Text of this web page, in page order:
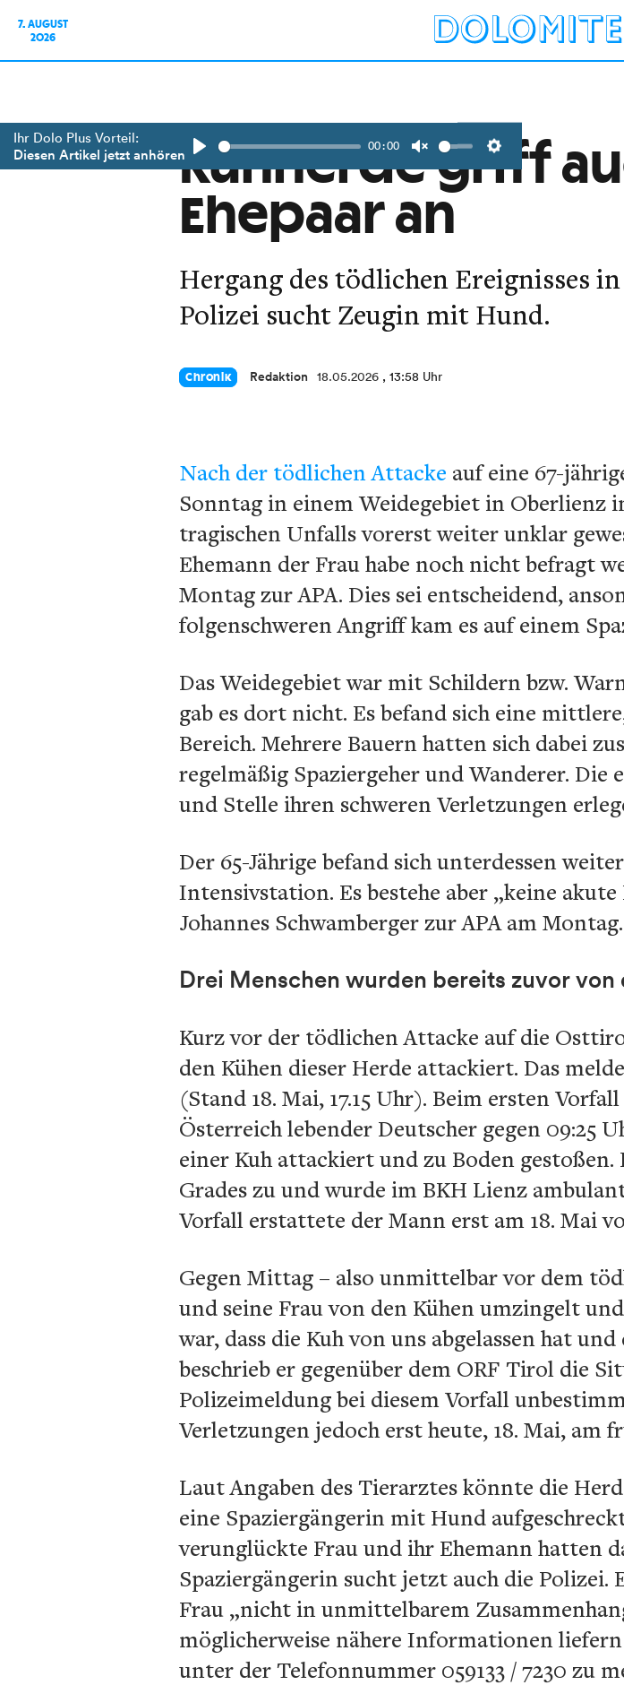
7. AUGUST
2026
Ihr Dolo Plus Vorteil:
Diesen Artikel jetzt anhören 00:00
Kuhherde griff
Ehepaar an
Hergang des tödlichen Ereignisses
Polizei sucht Zeugin mit Hund.
Chronik Redaktion 18.05.2026 , 13:58 Uhr
Nach der tödlichen Attacke auf eine 67-
Sonntag in einem Weidegebiet in Oberlienz
tragischen Unfalls vorerst weiter unklar
Ehemann der Frau habe noch nicht befragt
Montag zur APA. Dies sei entscheidend,
folgenschweren Angriff kam es auf einem
Das Weidegebiet war mit Schildern bzw.
gab es dort nicht. Es befand sich eine
Bereich. Mehrere Bauern hatten sich dabei
regelmäßig Spaziergeher und Wanderer. Die
und Stelle ihren schweren Verletzungen
Der 65-Jährige befand sich unterdessen
Intensivstation. Es bestehe aber „keine
Johannes Schwamberger zur APA am Montag.
Drei Menschen wurden bereits zuvor
Kurz vor der tödlichen Attacke auf die
den Kühen dieser Herde attackiert. Das
(Stand 18. Mai, 17.15 Uhr). Beim ersten
Österreich lebender Deutscher gegen 09:25
einer Kuh attackiert und zu Boden
Grades zu und wurde im BKH Lienz
Vorfall erstattete der Mann erst am 18. Mai
Gegen Mittag – also unmittelbar vor dem
und seine Frau von den Kühen umzingelt
war, dass die Kuh von uns abgelassen hat
beschrieb er gegenüber dem ORF Tirol die
Polizeimeldung bei diesem Vorfall
Verletzungen jedoch erst heute, 18. Mai, am
Laut Angaben des Tierarztes könnte die
eine Spaziergängerin mit Hund
verunglückte Frau und ihr Ehemann hatten
Spaziergängerin sucht jetzt auch die Polizei.
Frau „nicht in unmittelbarem
möglicherweise nähere Informationen
unter der Telefonnummer 059133 / 7230 zu